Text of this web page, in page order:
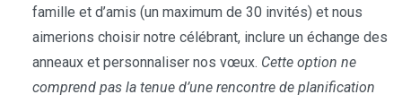
famille et d’amis (un maximum de 30 invités) et nous
aimerions choisir notre célébrant, inclure un échange des
anneaux et personnaliser nos vœux. Cette option ne
comprend pas la tenue d’une rencontre de planification